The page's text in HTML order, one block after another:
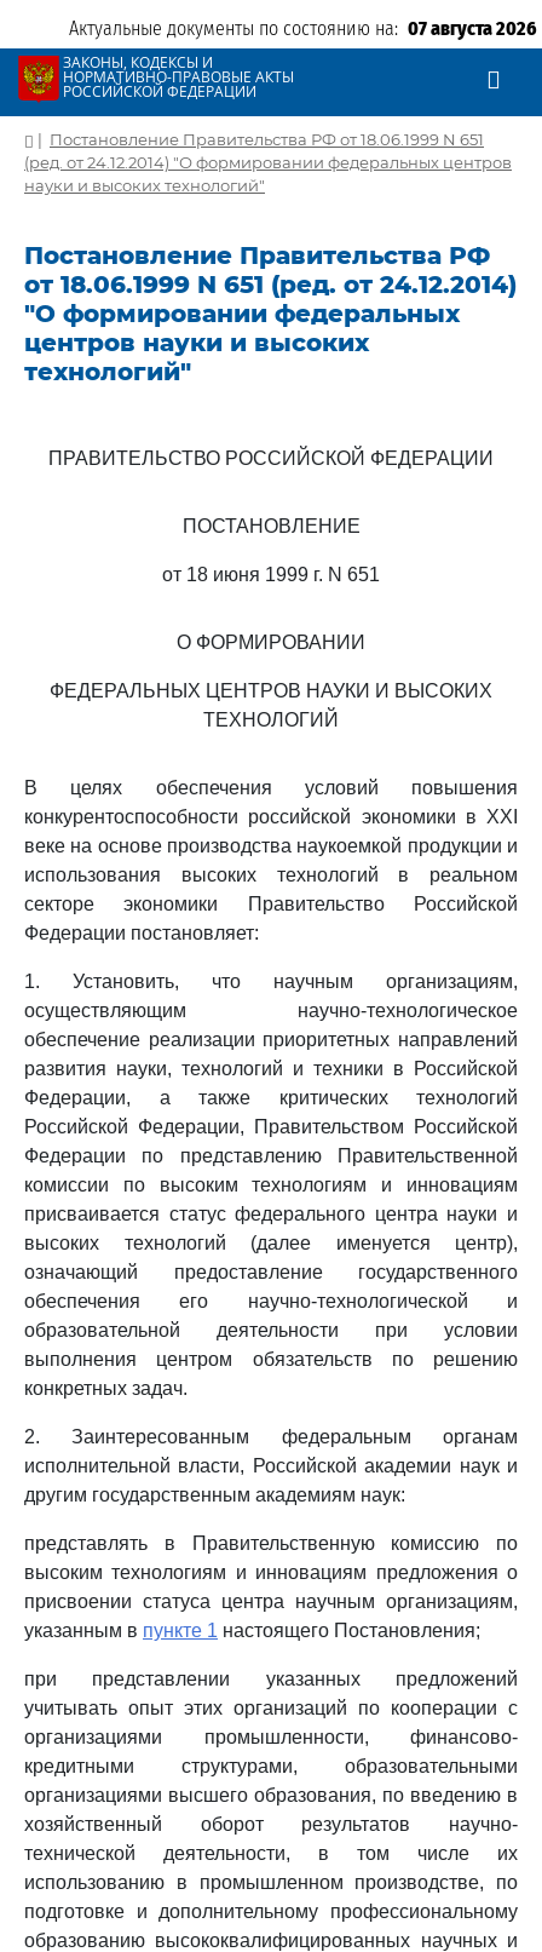
Актуальные документы по состоянию на: 07 августа 2026
ЗАКОНЫ, КОДЕКСЫ И
НОРМАТИВНО-ПРАВОВЫЕ АКТЫ
РОССИЙСКОЙ ФЕДЕРАЦИИ
| Постановление Правительства РФ от 18.06.1999 N 651
(ред. от 24.12.2014) "О формировании федеральных центров
науки и высоких технологий"
Постановление Правительства РФ
от 18.06.1999 N 651 (ред. от 24.12.2014)
"О формировании федеральных
центров науки и высоких
технологий"
ПРАВИТЕЛЬСТВО РОССИЙСКОЙ ФЕДЕРАЦИИ
ПОСТАНОВЛЕНИЕ
от 18 июня 1999 г. N 651
О ФОРМИРОВАНИИ
ФЕДЕРАЛЬНЫХ ЦЕНТРОВ НАУКИ И ВЫСОКИХ
ТЕХНОЛОГИЙ
В целях обеспечения условий повышения
конкурентоспособности российской экономики в XXI
веке на основе производства наукоемкой продукции и
использования высоких технологий в реальном
секторе экономики Правительство Российской
Федерации постановляет:
1. Установить, что научным организациям,
осуществляющим научно-технологическое
обеспечение реализации приоритетных направлений
развития науки, технологий и техники в Российской
Федерации, а также критических технологий
Российской Федерации, Правительством Российской
Федерации по представлению Правительственной
комиссии по высоким технологиям и инновациям
присваивается статус федерального центра науки и
высоких технологий (далее именуется центр),
означающий предоставление государственного
обеспечения его научно-технологической и
образовательной деятельности при условии
выполнения центром обязательств по решению
конкретных задач.
2. Заинтересованным федеральным органам
исполнительной власти, Российской академии наук и
другим государственным академиям наук:
представлять в Правительственную комиссию по
высоким технологиям и инновациям предложения о
присвоении статуса центра научным организациям,
указанным в пункте 1 настоящего Постановления;
при представлении указанных предложений
учитывать опыт этих организаций по кооперации с
организациями промышленности, финансово-
кредитными структурами, образовательными
организациями высшего образования, по введению в
хозяйственный оборот результатов научно-
технической деятельности, в том числе их
использованию в промышленном производстве, по
подготовке и дополнительному профессиональному
образованию высококвалифицированных научных и